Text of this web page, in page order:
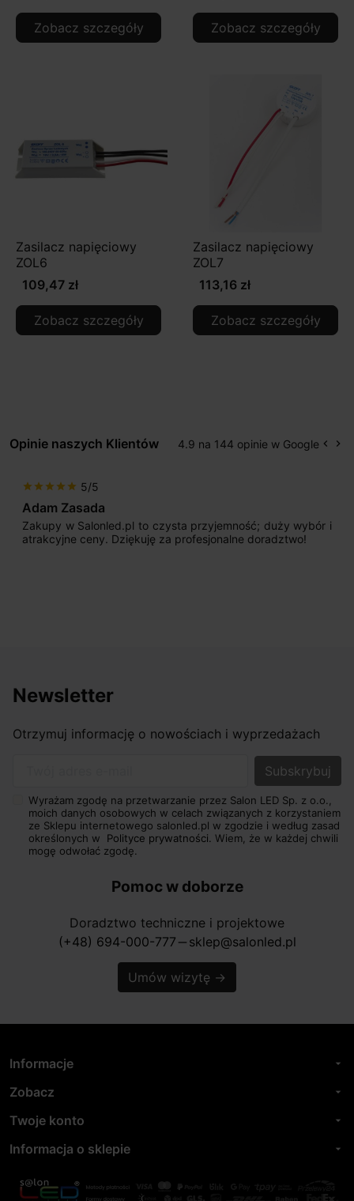
Zobacz szczegóły Zobacz szczegóły
Zasilacz napięciowy
ZOL6
109,47 zł
Zobacz szczegóły
Zasilacz napięciowy
ZOL7
113,16 zł
Zobacz szczegóły
Opinie naszych Klientów 4.9 na 144 opinie w Google keyboard_arrow_left keyboard_arrow_right
star star star star star 5/5
Adam Zasada
Zakupy w Salonled.pl to czysta przyjemność; duży wybór i
atrakcyjne ceny. Dziękuję za profesjonalne doradztwo!
Newsletter
Otrzymuj informację o nowościach i wyprzedażach
Wyrażam zgodę na przetwarzanie przez Salon LED Sp. z o.o.,
moich danych osobowych w celach związanych z korzystaniem
ze Sklepu internetowego salonled.pl w zgodzie i według zasad
określonych w Polityce prywatności. Wiem, że w każdej chwili
mogę odwołać zgodę.
Pomoc w doborze
Doradztwo techniczne i projektowe
(+48) 694-000-777 horizontal_rule sklep@salonled.pl
Umów wizytę →
Informacje arrow_drop_down
Zobacz arrow_drop_down
Twoje konto arrow_drop_down
Informacja o sklepie arrow_drop_down